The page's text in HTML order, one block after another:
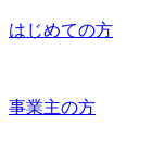
はじめての方
事業主の方